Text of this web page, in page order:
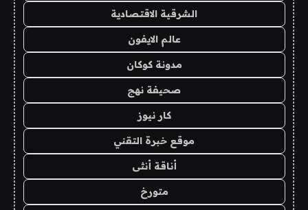
الشرقية الاقتصادية
عالم الايفون
مدونة كوكان
صحيفة نهج
كار نيوز
موقع خبرة التقني
أناقة أنثى
متورخ